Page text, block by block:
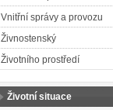
Vnitřní správy a provozu
Živnostenský
Životního prostředí
Životní situace